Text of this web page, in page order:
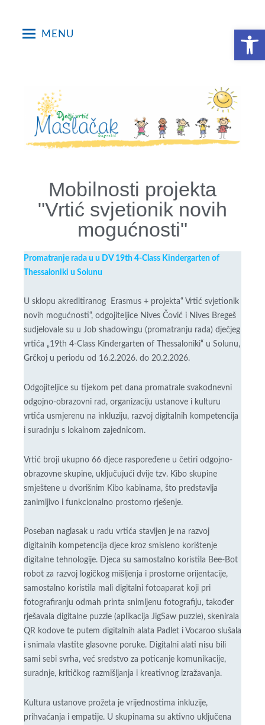
Open toolbar
MENU
Mobilnosti projekta
"Vrtić svjetionik novih
mogućnosti"
Promatranje rada u u DV 19th 4-Class Kindergarten of
Thessaloniki u Solunu
U sklopu akreditiranog Erasmus + projekta“ Vrtić svjetionik
novih mogućnosti“, odgojiteljice Nives Čović i Nives Bregeš
sudjelovale su u Job shadowingu (promatranju rada) dječjeg
vrtića „19th 4-Class Kindergarten of Thessaloniki“ u Solunu,
Grčkoj u periodu od 16.2.2026. do 20.2.2026.
Odgojiteljice su tijekom pet dana promatrale svakodnevni
odgojno-obrazovni rad, organizaciju ustanove i kulturu
vrtića usmjerenu na inkluziju, razvoj digitalnih kompetencija
i suradnju s lokalnom zajednicom.
Vrtić broji ukupno 66 djece raspoređene u četiri odgojno-
obrazovne skupine, uključujući dvije tzv. Kibo skupine
smještene u dvorišnim Kibo kabinama, što predstavlja
zanimljivo i funkcionalno prostorno rješenje.
Poseban naglasak u radu vrtića stavljen je na razvoj
digitalnih kompetencija djece kroz smisleno korištenje
digitalne tehnologije. Djeca su samostalno koristila Bee-Bot
robot za razvoj logičkog mišljenja i prostorne orijentacije,
samostalno koristila mali digitalni fotoaparat koji pri
fotografiranju odmah printa snimljenu fotografiju, također
rješavala digitalne puzzle (aplikacija JigSaw puzzle), skenirala
QR kodove te putem digitalnih alata Padlet i Vocaroo slušala
i snimala vlastite glasovne poruke. Digitalni alati nisu bili
sami sebi svrha, već sredstvo za poticanje komunikacije,
suradnje, kritičkog razmišljanja i kreativnog izražavanja.
Kultura ustanove prožeta je vrijednostima inkluzije,
prihvaćanja i empatije. U skupinama su aktivno uključena